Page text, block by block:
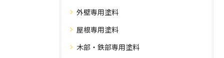
外壁専用塗料
屋根専用塗料
木部・鉄部専用塗料